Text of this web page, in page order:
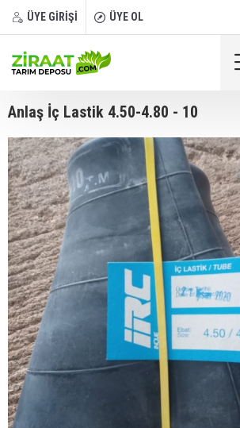
ÜYE GİRİŞİ ÜYE OL
Anlaş İç Lastik 4.50-4.80 - 10